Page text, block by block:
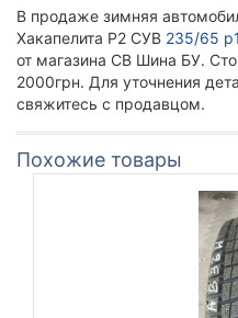
В продаже зимняя
Хакапелита Р2 СУВ 235/65
от магазина СВ Шина БУ.
2000грн. Для уточнения
свяжитесь с продавцом.
Похожие товары